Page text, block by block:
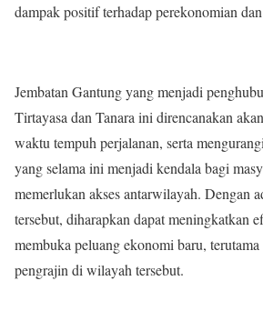
dampak positif terhadap perekonomian
Jembatan Gantung yang menjadi
Tirtayasa dan Tanara ini direncanakan
waktu tempuh perjalanan, serta
yang selama ini menjadi kendala bagi
memerlukan akses antarwilayah. Dengan
tersebut, diharapkan dapat meningkatkan
membuka peluang ekonomi baru,
pengrajin di wilayah tersebut.